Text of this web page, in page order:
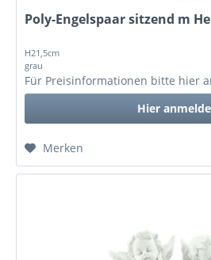
Poly-Engelspaar sitzend m
H21,5cm
grau
Für Preisinformationen bitte hier
Hier
Merken